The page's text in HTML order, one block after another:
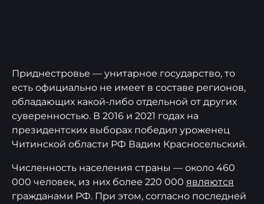
Приднестровье — унитарное государство, то
есть официально не имеет в составе регионов,
обладающих какой-либо отдельной от других
суверенностью. В 2016 и 2021 годах на
президентских выборах победил уроженец
Читинской области РФ Вадим Красносельский.
Численность населения страны — около 460
000 человек, из них более 220 000 являются
гражданами РФ. При этом, согласно последней